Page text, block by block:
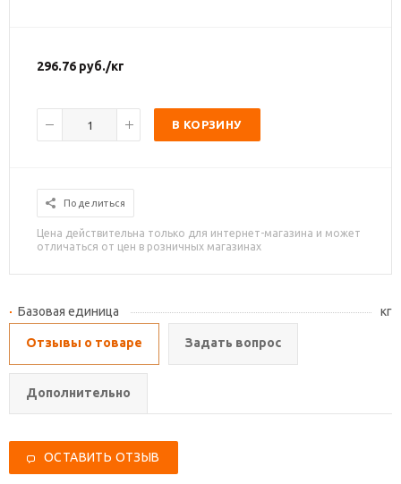
296.76 руб./кг
В КОРЗИНУ
Поделиться
Цена действительна только для интернет-магазина и может
отличаться от цен в розничных магазинах
Базовая единица кг
Отзывы о товаре Задать вопрос
Дополнительно
ОСТАВИТЬ ОТЗЫВ